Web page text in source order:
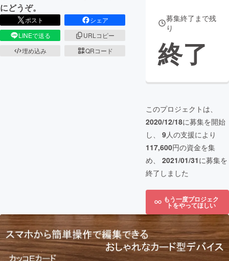
にどうぞ。
ポスト
シェア
LINEで送る
URLコピー
埋め込み
QRコード
募集終了まで残
り
終了
このプロジェクトは、
2020/12/18に募集を開始
し、 9人の支援により
117,600円の資金を集
め、 2021/01/31に募集を
終了しました
もう一度プロジェク
トをやってほしい